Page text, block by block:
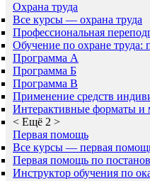
Охрана труда
Все курсы — охрана труда
Профессиональная
Обучение по охране
Программа А
Программа Б
Программа В
Применение средств
Интерактивные форматы и
< Ещё 2 >
Первая помощь
Все курсы — первая
Первая помощь по
Инструктор обучения по